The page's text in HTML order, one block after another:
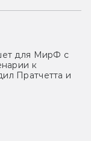
для МирФ с
к
Пратчетта и